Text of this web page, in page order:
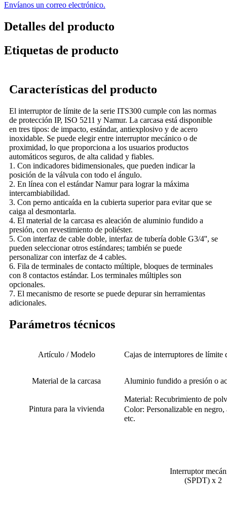
Envíanos un correo electrónico.
Detalles del producto
Etiquetas de producto
Características del producto
El interruptor de límite de la serie ITS300 cumple con las normas
de protección IP, ISO 5211 y Namur. La carcasa está disponible
en tres tipos: de impacto, estándar, antiexplosivo y de acero
inoxidable. Se puede elegir entre interruptor mecánico o de
proximidad, lo que proporciona a los usuarios productos
automáticos seguros, de alta calidad y fiables.
1. Con indicadores bidimensionales, que pueden indicar la
posición de la válvula con todo el ángulo.
2. En línea con el estándar Namur para lograr la máxima
intercambiabilidad.
3. Con perno anticaída en la cubierta superior para evitar que se
caiga al desmontarla.
4. El material de la carcasa es aleación de aluminio fundido a
presión, con revestimiento de poliéster.
5. Con interfaz de cable doble, interfaz de tubería doble G3/4'', se
pueden seleccionar otros estándares; también se puede
personalizar con interfaz de 4 cables.
6. Fila de terminales de contacto múltiple, bloques de terminales
con 8 contactos estándar. Los terminales múltiples son
opcionales.
7. El mecanismo de resorte se puede depurar sin herramientas
adicionales.
Parámetros técnicos
Artículo / Modelo Cajas de interruptores de
Material de la carcasa Aluminio fundido a presión o
Pintura para la vivienda
Material: Recubrimiento de
Color: Personalizable en
etc.
Interruptor
(SPDT) x 2